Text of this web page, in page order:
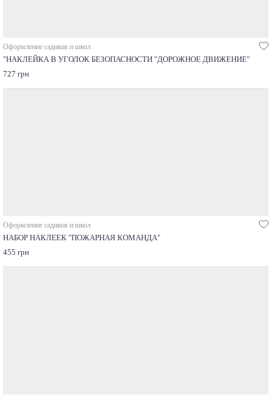
Оформление садиков и школ
"НАКЛЕЙКА В УГОЛОК БЕЗОПАСНОСТИ "ДОРОЖНОЕ ДВИЖЕНИЕ"
727 грн
Оформление садиков и школ
НАБОР НАКЛЕЕК "ПОЖАРНАЯ КОМАНДА"
455 грн